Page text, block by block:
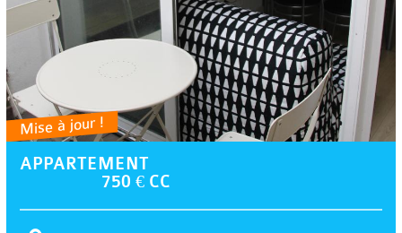
Mise à jour !
APPARTEMENT
750 € CC